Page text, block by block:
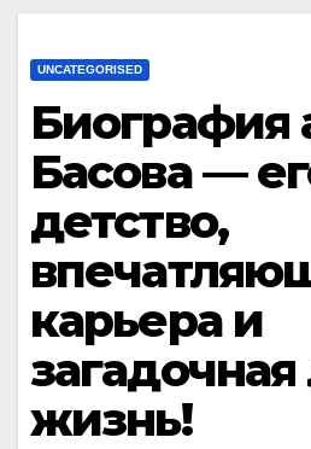
UNCATEGORISED
Биография
Басова —
детство,
карьера и
жизнь!